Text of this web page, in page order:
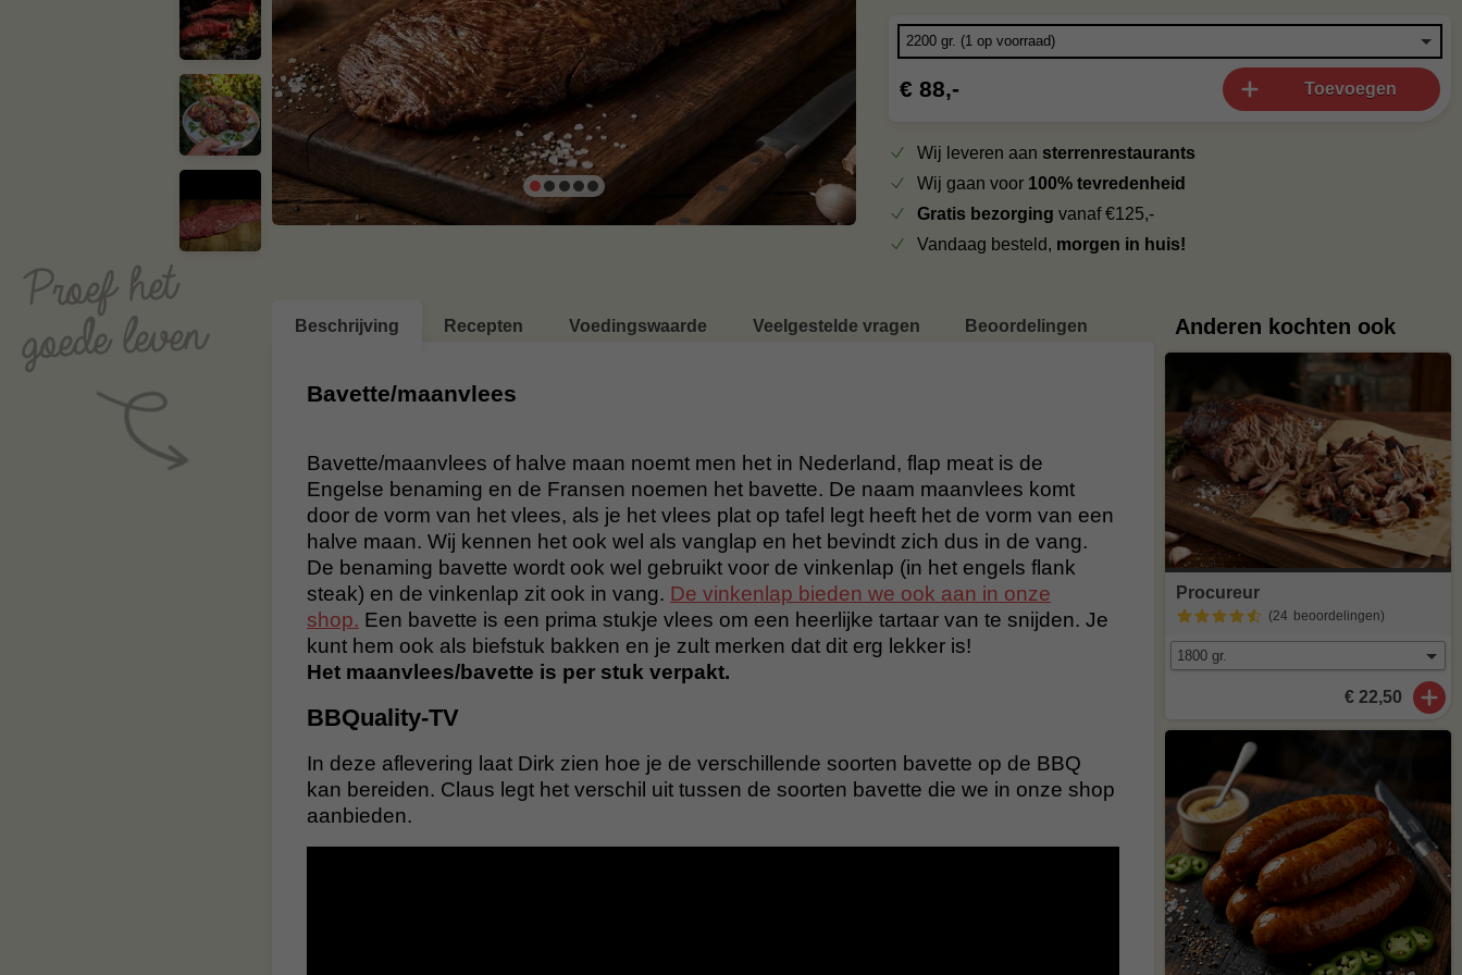
€ 88,- Toevoegen
Wij leveren aan sterrenrestaurants
Wij gaan voor 100% tevredenheid
Gratis bezorging vanaf €125,-
Vandaag besteld, morgen in huis!
Beschrijving Recepten Voedingswaarde Veelgestelde vragen Beoordelingen
Bavette/maanvlees
Bavette/maanvlees of halve maan noemt men het in Nederland, flap meat is de
Engelse benaming en de Fransen noemen het bavette. De naam maanvlees komt
door de vorm van het vlees, als je het vlees plat op tafel legt heeft het de vorm van een
halve maan. Wij kennen het ook wel als vanglap en het bevindt zich dus in de vang.
De benaming bavette wordt ook wel gebruikt voor de vinkenlap (in het engels flank
steak) en de vinkenlap zit ook in vang. De vinkenlap bieden we ook aan in onze
shop. Een bavette is een prima stukje vlees om een heerlijke tartaar van te snijden. Je
kunt hem ook als biefstuk bakken en je zult merken dat dit erg lekker is!
Het maanvlees/bavette is per stuk verpakt.
BBQuality-TV
In deze aflevering laat Dirk zien hoe je de verschillende soorten bavette op de BBQ
kan bereiden. Claus legt het verschil uit tussen de soorten bavette die we in onze shop
aanbieden.
Anderen kochten ook
Procureur
(24 beoordelingen)
€ 22,50